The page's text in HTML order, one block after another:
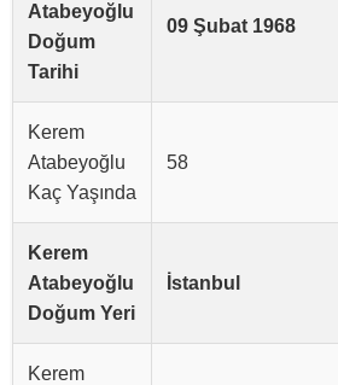
Atabeyoğlu
Doğum
Tarihi
09 Şubat 1968
Kerem
Atabeyoğlu
Kaç Yaşında
58
Kerem
Atabeyoğlu
Doğum Yeri
İstanbul
Kerem